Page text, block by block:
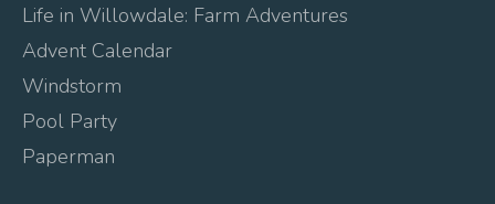
Life in Willowdale: Farm Adventures
Advent Calendar
Windstorm
Pool Party
Paperman